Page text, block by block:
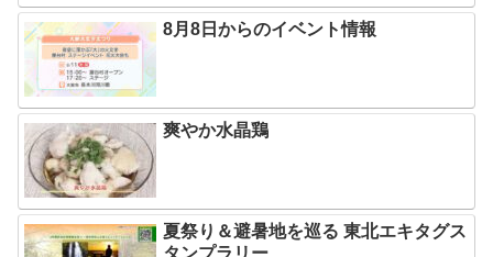
8月8日からのイベント情報
爽やか水晶鶏
夏祭り＆避暑地を巡る 東北エキタグス
タンプラリー